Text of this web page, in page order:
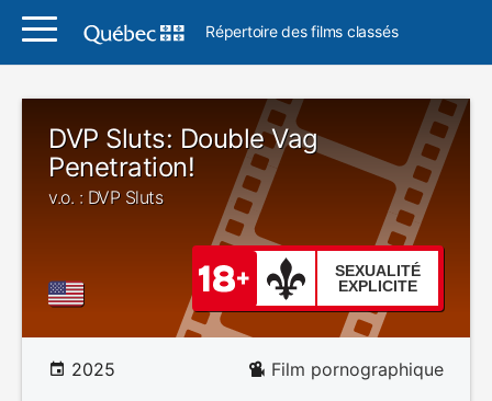
Répertoire des films classés
DVP Sluts: Double Vag
Penetration!
v.o. : DVP Sluts
SEXUALITÉ
EXPLICITE
2025 Film pornographique